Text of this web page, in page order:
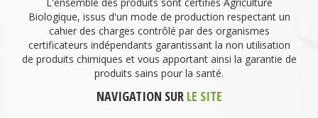
Biologique, issus d'un mode de production respectant un
cahier des charges contrôlé par des organismes
certificateurs indépendants garantissant la non utilisation
de produits chimiques et vous apportant ainsi la garantie de
produits sains pour la santé.
NAVIGATION SUR LE SITE